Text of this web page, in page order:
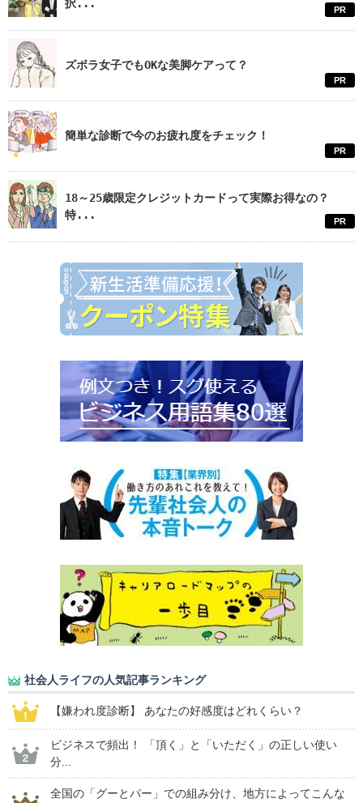
択... PR
ズボラ女子でもOKな美脚ケアって？
PR
簡単な診断で今のお疲れ度をチェック！
PR
18～25歳限定クレジットカードって実際お得なの？
特...
PR
社会人ライフの人気記事ランキング
【嫌われ度診断】 あなたの好感度はどれくらい？
ビジネスで頻出！ 「頂く」と「いただく」の正しい使い
分...
全国の「グーとパー」での組み分け、地方によってこんな